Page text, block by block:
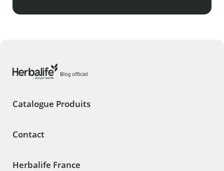
Catalogue Produits
Contact
Herbalife France